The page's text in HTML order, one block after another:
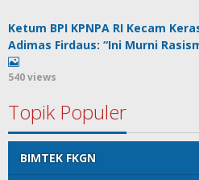
Ketum BPI KPNPA RI Kecam
Adimas Firdaus: “Ini Murni
540 views
Topik Populer
BIMTEK FKGN